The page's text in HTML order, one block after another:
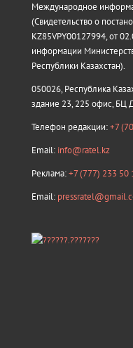
Международное
(Свидетельство о
KZ85VPY00127994, от
информации
Республики Казахстан).
050026, Республика
здание 23, 225 офис, БЦ
Телефон редакции:+7
Email: info@ratel.kz
Реклама:+7 (777) 233 50
Email: